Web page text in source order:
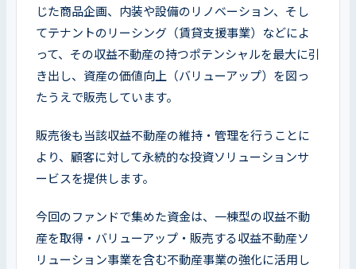
じた商品企画、内装や設備のリノベーション、そし
てテナントのリーシング（賃貸支援事業）などによ
って、その収益不動産の持つポテンシャルを最大に引
き出し、資産の価値向上（バリューアップ）を図っ
たうえで販売しています。
販売後も当該収益不動産の維持・管理を行うことに
より、顧客に対して永続的な投資ソリューションサ
ービスを提供します。
今回のファンドで集めた資金は、一棟型の収益不動
産を取得・バリューアップ・販売する収益不動産ソ
リューション事業を含む不動産事業の強化に活用し